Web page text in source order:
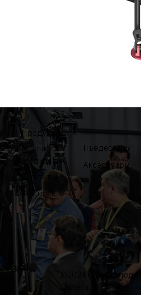
Продукт
Головки
жидкости
Штативы
Системы
Пьедесталы
Аксессуары
©2024 Служба